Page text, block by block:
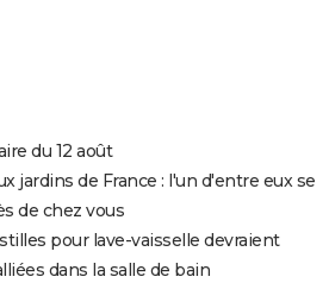
du 12 août
jardins de France : l'un d'entre eux se
de chez vous
pour lave-vaisselle devraient
dans la salle de bain